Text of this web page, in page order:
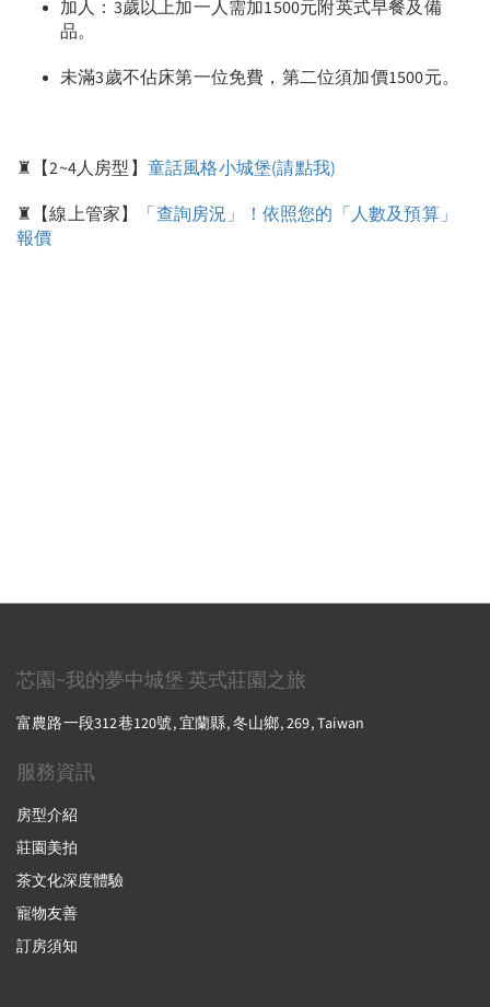
加人：3歲以上加一人需加1500元附英式早餐及備
品。
未滿3歲不佔床第一位免費，第二位須加價1500元。
♜【2~4人房型】 童話風格小城堡(請點我)
♜【線上管家】
「查詢房況」！依照您的「人數及預算」
報價
芯園~我的夢中城堡 英式莊園之旅
富農路一段312巷120號, 宜蘭縣, 冬山鄉, 269, Taiwan
服務資訊
房型介紹
莊園美拍
茶文化深度體驗
寵物友善
訂房須知